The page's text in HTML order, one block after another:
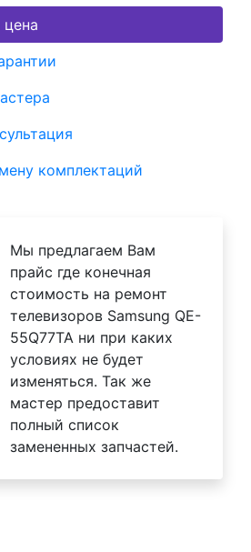
комплектаций
Мы предлагаем Вам
прайс где конечная
стоимость на ремонт
телевизоров Samsung QE-
55Q77TA ни при каких
условиях не будет
изменяться. Так же
мастер предоставит
полный список
замененных запчастей.